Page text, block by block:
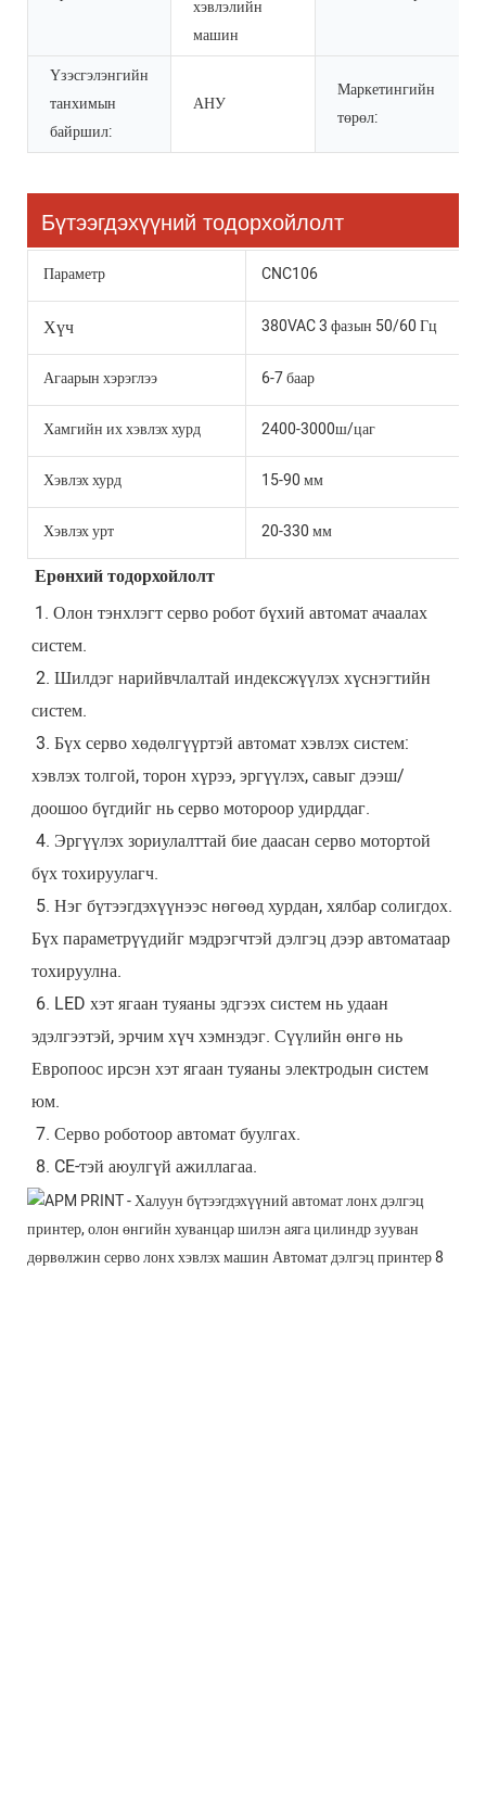
хэвлэлийн
машин
Үзэсгэлэнгийн
танхимын
байршил:
АНУ
Маркетингийн
төрөл:
Бүтээгдэхүүний тодорхойлолт
Параметр CNC106
Хүч 380VAC 3 фазын 50/60 Гц
Агаарын хэрэглээ 6-7 баар
Хамгийн их хэвлэх хурд 2400-3000ш/цаг
Хэвлэх хурд 15-90 мм
Хэвлэх урт 20-330 мм
Ерөнхий тодорхойлолт
1. Олон тэнхлэгт серво робот бүхий автомат ачаалах
систем.
систем.
хэвлэх толгой, торон хүрээ, эргүүлэх, савыг дээш/
доошоо бүгдийг нь серво мотороор удирддаг.
бүх тохируулагч.
Бүх параметрүүдийг мэдрэгчтэй дэлгэц дээр автоматаар
тохируулна.
эдэлгээтэй, эрчим хүч хэмнэдэг. Сүүлийн өнгө нь
Европоос ирсэн хэт ягаан туяаны электродын систем
юм.
7. Серво роботоор автомат буулгах.
8. CE-тэй аюулгүй ажиллагаа.